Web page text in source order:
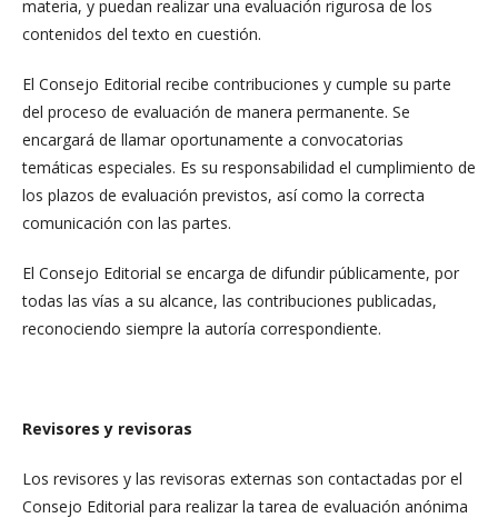
materia, y puedan realizar una evaluación rigurosa de los
contenidos del texto en cuestión.
El Consejo Editorial recibe contribuciones y cumple su parte
del proceso de evaluación de manera permanente. Se
encargará de llamar oportunamente a convocatorias
temáticas especiales. Es su responsabilidad el cumplimiento de
los plazos de evaluación previstos, así como la correcta
comunicación con las partes.
El Consejo Editorial se encarga de difundir públicamente, por
todas las vías a su alcance, las contribuciones publicadas,
reconociendo siempre la autoría correspondiente.
Revisores y revisoras
Los revisores y las revisoras externas son contactadas por el
Consejo Editorial para realizar la tarea de evaluación anónima